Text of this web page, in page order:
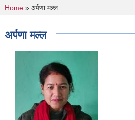
You are here
Home » अर्पणा मल्ल
अर्पणा मल्ल